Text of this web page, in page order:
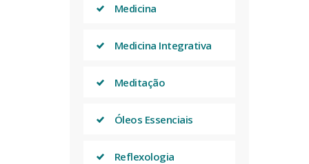
Medicina
Medicina Integrativa
Meditação
Óleos Essenciais
Reflexologia